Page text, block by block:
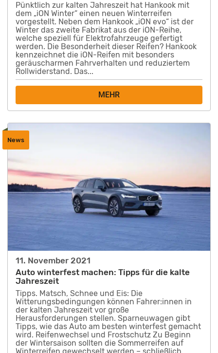
Pünktlich zur kalten Jahreszeit hat Hankook mit
dem „iON Winter“ einen neuen Winterreifen
vorgestellt. Neben dem Hankook „iON evo“ ist der
Winter das zweite Fabrikat aus der iON-Reihe,
welche speziell für Elektrofahrzeuge gefertigt
werden. Die Besonderheit dieser Reifen? Hankook
kennzeichnet die iON-Reifen mit besonders
geräuscharmen Fahrverhalten und reduziertem
Rollwiderstand. Das...
MEHR
11. November 2021
Auto winterfest machen: Tipps für die kalte
Jahreszeit
Tipps. Matsch, Schnee und Eis: Die
Witterungsbedingungen können Fahrer:innen in
der kalten Jahreszeit vor große
Herausforderungen stellen. Sparneuwagen gibt
Tipps, wie das Auto am besten winterfest gemacht
wird. Reifenwechsel und Frostschutz Zu Beginn
der Wintersaison sollten die Sommerreifen auf
News